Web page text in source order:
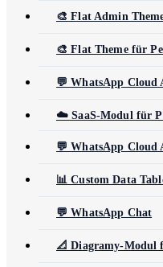
🎨 Flat Admin
🎨 Flat Theme für
💬 WhatsApp
☁️ SaaS-Modul für
💬 WhatsApp Cloud
📊 Custom Data
💬 WhatsApp Chat
📐 Diagramy-Modul